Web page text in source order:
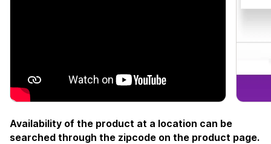
Availability of the product at a location can be
searched through the zipcode on the product page.